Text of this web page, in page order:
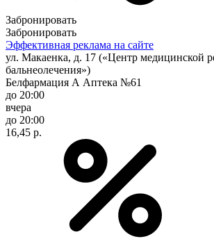
Забронировать
Забронировать
Эффективная реклама на сайте
ул. Макаенка, д. 17 («Центр медицинской
бальнеолечения»)
Белфармация А Аптека №61
до 20:00
вчера
до 20:00
16,45 р.